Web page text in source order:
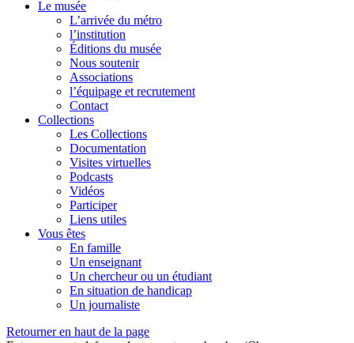
Le musée
L’arrivée du métro
l’institution
Éditions du musée
Nous soutenir
Associations
l’équipage et recrutement
Contact
Collections
Les Collections
Documentation
Visites virtuelles
Podcasts
Vidéos
Participer
Liens utiles
Vous êtes
En famille
Un enseignant
Un chercheur ou un étudiant
En situation de handicap
Un journaliste
Retourner en haut de la page